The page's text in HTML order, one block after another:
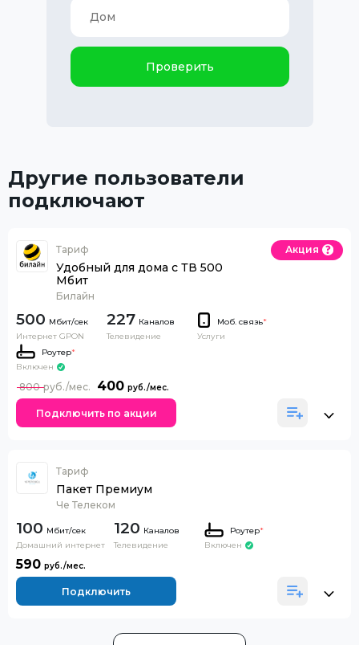
Проверить
Другие пользователи
подключают
Тариф
Удобный для дома с ТВ 500
Мбит
Билайн
Акция
500
Интернет GPON
227 Каналов
Телевидение
Моб. связь*
Услуги
Роутер*
Включен
400
800
Подключить по акции
Тариф
Пакет Премиум
Че Телеком
100
Домашний интернет
120 Каналов
Телевидение
Роутер*
Включен
590
Подключить